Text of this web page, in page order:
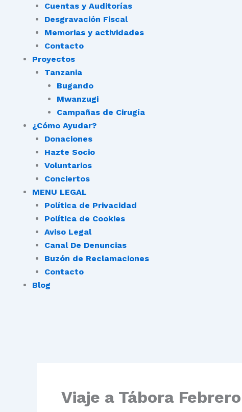
Cuentas y Auditorías
Desgravación Fiscal
Memorias y actividades
Contacto
Proyectos
Tanzania
Bugando
Mwanzugi
Campañas de Cirugía
¿Cómo Ayudar?
Donaciones
Hazte Socio
Voluntarios
Conciertos
MENU LEGAL
Política de Privacidad
Política de Cookies
Aviso Legal
Canal De Denuncias
Buzón de Reclamaciones
Contacto
Blog
Viaje a Tábora